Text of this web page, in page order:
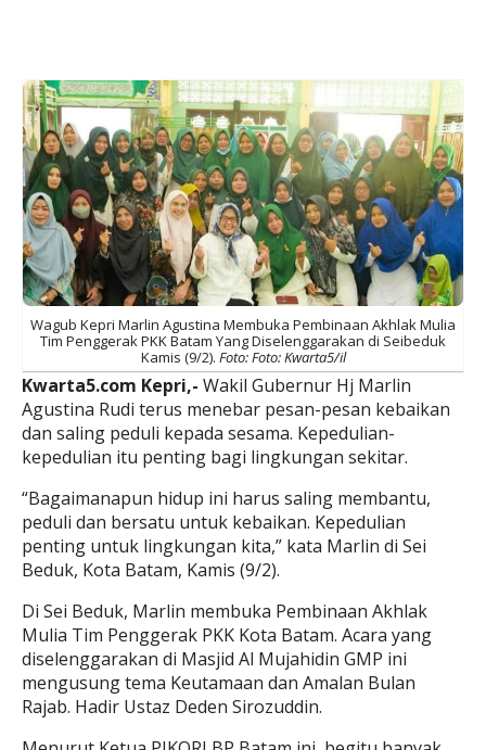
Wagub Kepri Marlin Agustina Membuka Pembinaan Akhlak Mulia
Tim Penggerak PKK Batam Yang Diselenggarakan di Seibeduk
Kamis (9/2). Foto: Foto: Kwarta5/il
Kwarta5.com Kepri,- Wakil Gubernur Hj Marlin
Agustina Rudi terus menebar pesan-pesan kebaikan
dan saling peduli kepada sesama. Kepedulian-
kepedulian itu penting bagi lingkungan sekitar.
“Bagaimanapun hidup ini harus saling membantu,
peduli dan bersatu untuk kebaikan. Kepedulian
penting untuk lingkungan kita,” kata Marlin di Sei
Beduk, Kota Batam, Kamis (9/2).
Di Sei Beduk, Marlin membuka Pembinaan Akhlak
Mulia Tim Penggerak PKK Kota Batam. Acara yang
diselenggarakan di Masjid Al Mujahidin GMP ini
mengusung tema Keutamaan dan Amalan Bulan
Rajab. Hadir Ustaz Deden Sirozuddin.